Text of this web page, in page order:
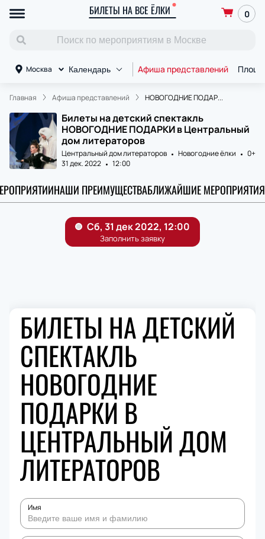
БИЛЕТЫ НА ВСЕ ЁЛКИ 0
Москва Календарь Афиша представлений
Главная Афиша представлений НОВОГОДНИЕ ПОДАР...
Билеты на детский спектакль
НОВОГОДНИЕ ПОДАРКИ в Центральный
дом литераторов
Центральный дом литераторов Новогодние ёлки
0+
31 дек. 2022
12:00
НАШИ ПРЕИМУЩЕСТВАБЛИЖАЙШИЕ МЕРОПРИЯТИЯ
БИЛЕТЫ НА ДЕТСКИЙ
СПЕКТАКЛЬ
НОВОГОДНИЕ
ПОДАРКИ В
ЦЕНТРАЛЬНЫЙ ДОМ
ЛИТЕРАТОРОВ
Имя